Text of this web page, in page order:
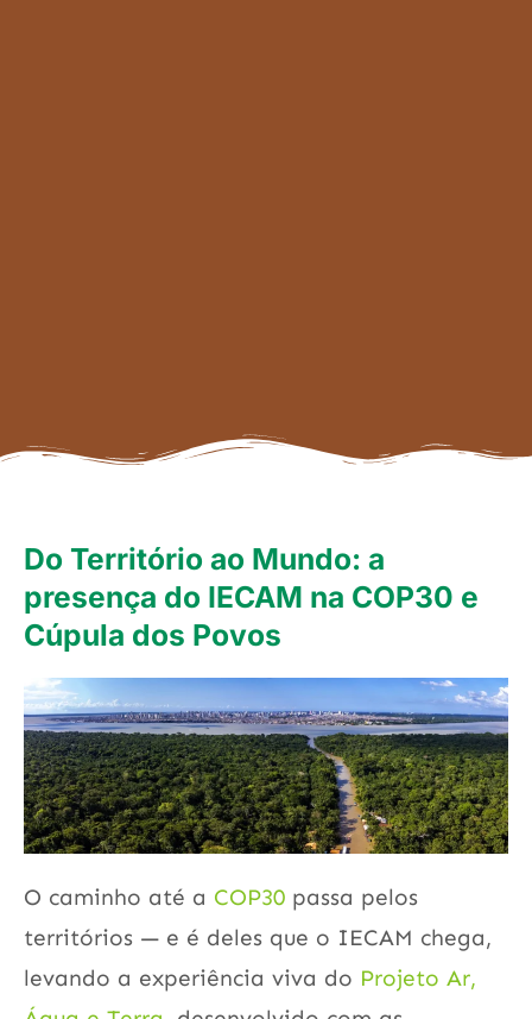
Do Território ao Mundo: a
presença do IECAM na COP30 e
Cúpula dos Povos
O caminho até a COP30 passa pelos
territórios — e é deles que o IECAM chega,
levando a experiência viva do Projeto Ar,